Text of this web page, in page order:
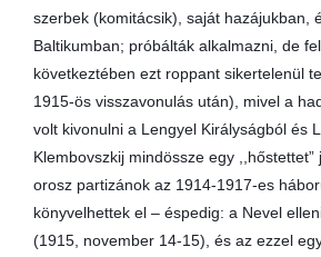
szerbek (komitácsik), saját hazájukban,
Baltikumban; próbálták alkalmazni, de
következtében ezt roppant sikertelenül
1915-ös visszavonulás után), mivel a
volt kivonulni a Lengyel Királyságból és
Klembovszkij mindössze egy
orosz partizánok az 1914-1917-es
könyvelhettek el – éspedig: a Nevel
(1915, november 14-15), és az ezzel